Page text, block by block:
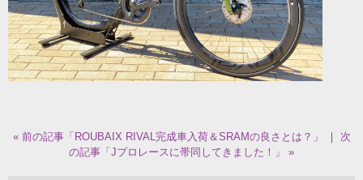
« 前の記事「ROUBAIX RIVAL完成車入荷＆SRAMの良さとは？」 ｜ 次
の記事「Jプロレースに帯同してきました！」 »